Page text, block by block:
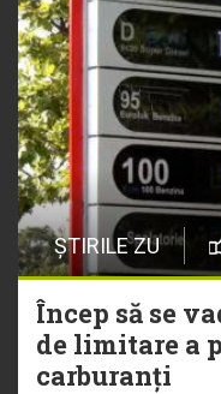
ȘTIRILE ZU
Încep să se
de limitare a
carburanți